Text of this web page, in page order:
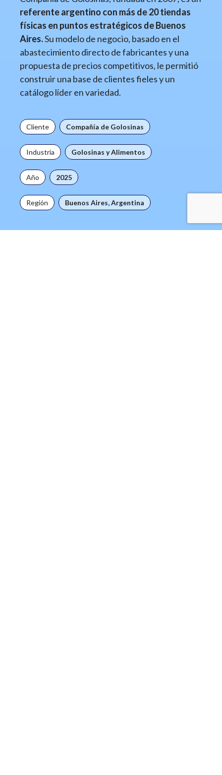
referente argentino con más de 20 tiendas
físicas en puntos estratégicos de Buenos
Aires.Su modelo de negocio, basado en el
abastecimiento directo de fabricantes y una
propuesta de precios competitivos, le permitió
construir una base de clientes fieles y un
catálogo líder en variedad.
Cliente Compañía de Golosinas
Industria Golosinas y Alimentos
Año 2025
Región Buenos Aires, Argentina